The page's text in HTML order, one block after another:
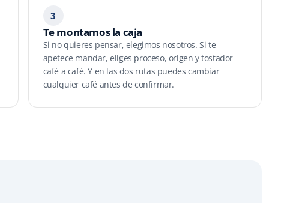
3
Te montamos la caja
Si no quieres pensar, elegimos nosotros. Si te
apetece mandar, eliges proceso, origen y tostador
café a café. Y en las dos rutas puedes cambiar
cualquier café antes de confirmar.